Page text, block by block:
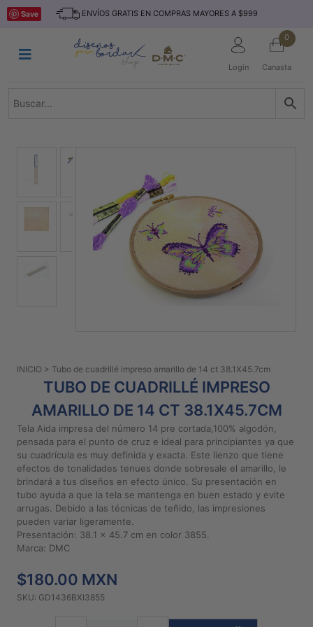
Saltar
ENVÍOS GRATIS EN COMPRAS MAYORES A $999
Login
0
Canasta
INICIO
TEJIDO
TELAS
Preguntas
Aviso De
Privacidad
Políticas
Compra
2026
Para
Bordar
Save
INICIO > Tubo de cuadrillé impreso amarillo de 14 ct 38.1X45.7cm
TUBO DE CUADRILLÉ IMPRESO
AMARILLO DE 14 CT 38.1X45.7CM
Tela Aida impresa del número 14 pre cortada,100% algodón,
pensada para el punto de cruz e ideal para principiantes ya que
su cuadrícula es muy definida y exacta. Este lienzo que tiene
efectos de tonalidades tenues donde sobresale el amarillo, le
brindará a tus diseños en efecto único. Su presentación en
tubo ayuda a que la tela se mantenga en buen estado y evite
arrugas. Debido a las técnicas de teñido, las impresiones
pueden variar ligeramente.
Presentación: 38.1 x 45.7 cm en color 3855.
Marca: DMC
$180.00 MXN
SKU: GD1436BXI3855